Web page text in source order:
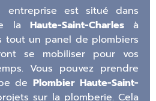
est situé dans
la Haute-Saint-Charlesà
tout un panel de plombiers
se mobiliser pour vos
Vous pouvez prendre
dePlombier Haute-Saint-
sur la plomberie. Cela